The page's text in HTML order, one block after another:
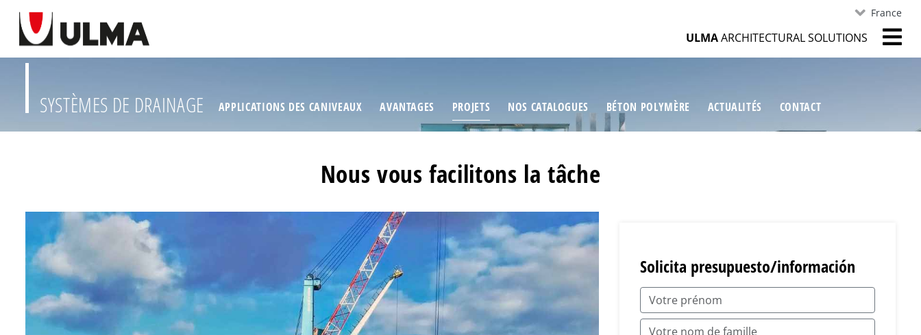
France
ULMAARCHITECTURAL SOLUTIONS
SYSTÈMES DE DRAINAGE APPLICATIONS DES CANIVEAUX AVANTAGES PROJETS NOS CATALOGUES BÉTON POLYMÈRE ACTUALITÉS CONTACT
Nous vous facilitons la tâche
Solicita presupuesto/información